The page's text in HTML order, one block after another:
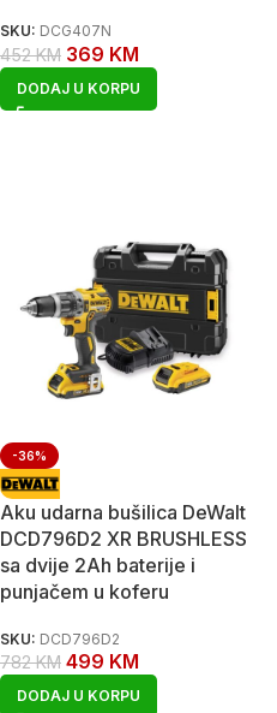
SKU: DCG407N
452KM 369 KM
DODAJ U KORPU
-36%
Aku udarna bušilica DeWalt
DCD796D2 XR BRUSHLESS
sa dvije 2Ah baterije i
punjačem u koferu
SKU: DCD796D2
782KM 499 KM
DODAJ U KORPU